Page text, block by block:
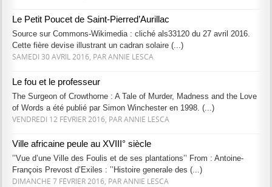
Le Petit Poucet de Saint-Pierred’Aurillac
Source sur Commons-Wikimedia : cliché als33120 du 27 avril 2016.
Cette fière devise illustrant un cadran solaire (...)
SAMEDI 30 AVRIL 2016, PAR ANNIE LESCA
Le fou et le professeur
The Surgeon of Crowthorne : A Tale of Murder, Madness and the Love
of Words a été publié par Simon Winchester en 1998. (...)
VENDREDI 12 FÉVRIER 2016, PAR ANNIE LESCA
Ville africaine peule au XVIII° siècle
’’Vue d’une Ville des Foulis et de ses plantations’’ From : Antoine-
François Prevost d’Exiles : ’’Histoire generale des (...)
DIMANCHE 7 FÉVRIER 2016, PAR ANNIE LESCA